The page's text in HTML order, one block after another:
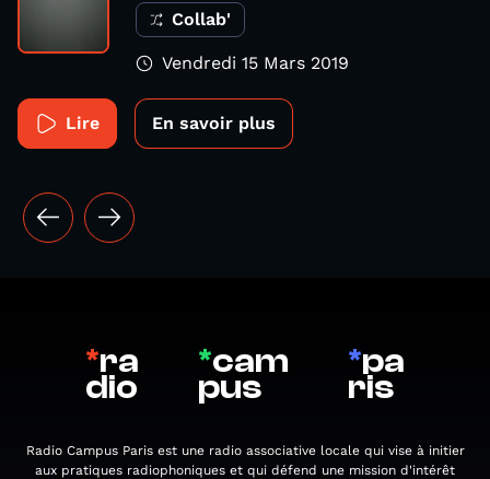
Collab'
Vendredi 15 Mars 2019
Lire En savoir plus
*ra
dio
*cam
pus
*pa
ris
Radio Campus Paris est une radio associative locale qui vise à initier
aux pratiques radiophoniques et qui défend une mission d'intérêt